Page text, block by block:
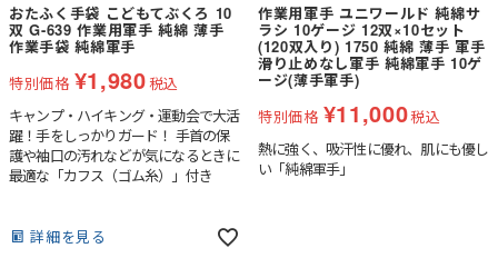
おたふく手袋 こどもてぶくろ 10
双 G-639 作業用軍手 純綿 薄手
作業手袋 純綿軍手
特別価格 ¥1,980税込
キャンプ・ハイキング・運動会で大活
躍！手をしっかりガード！ 手首の保
護や袖口の汚れなどが気になるときに
最適な「カフス（ゴム糸）」付き
詳細を見る
作業用軍手 ユニワールド 純綿サ
ラシ 10ゲージ 12双×10セット
(120双入り) 1750 純綿 薄手 軍手
滑り止めなし軍手 純綿軍手 10ゲ
ージ(薄手軍手)
特別価格 ¥11,000税込
熱に強く、吸汗性に優れ、肌にも優し
い「純綿軍手」